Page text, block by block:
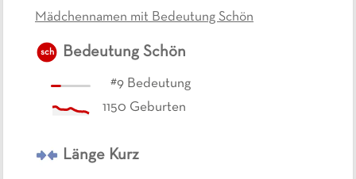
Mädchennamen mit Bedeutung Schön
sch Bedeutung Schön
#9 Bedeutung
1150 Geburten
Länge Kurz